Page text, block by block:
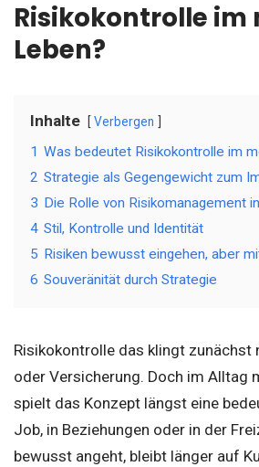
Risikokontrolle im
Leben?
Inhalte Verbergen
1 Was bedeutet Risikokontrolle im
2 Strategie als Gegengewicht zum
3 Die Rolle von Risikomanagement
4 Stil, Kontrolle und Identität
5 Risiken bewusst eingehen, aber
6 Souveränität durch Strategie
Risikokontrolle das klingt zunächst
oder Versicherung. Doch im Alltag
spielt das Konzept längst eine
Job, in Beziehungen oder in der
bewusst angeht, bleibt länger auf